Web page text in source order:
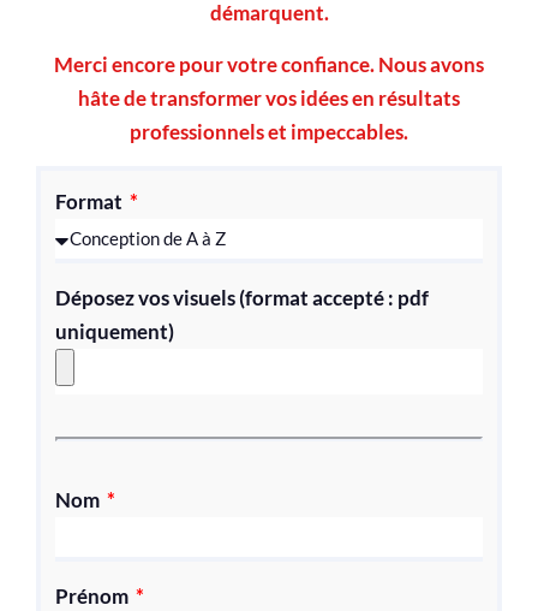
démarquent.
Merci encore pour votre confiance. Nous avons
hâte de transformer vos idées en résultats
professionnels et impeccables.
Format
Déposez vos visuels (format accepté : pdf
uniquement)
Nom
Prénom